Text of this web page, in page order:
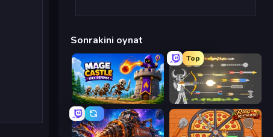
Sonrakini oynat
Mage Castle Idle Defense
Top
Ragdoll Archers